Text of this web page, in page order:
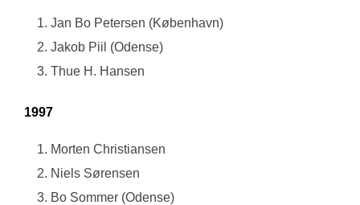
Jan Bo Petersen (København)
Jakob Piil (Odense)
Thue H. Hansen
1997
Morten Christiansen
Niels Sørensen
Bo Sommer (Odense)